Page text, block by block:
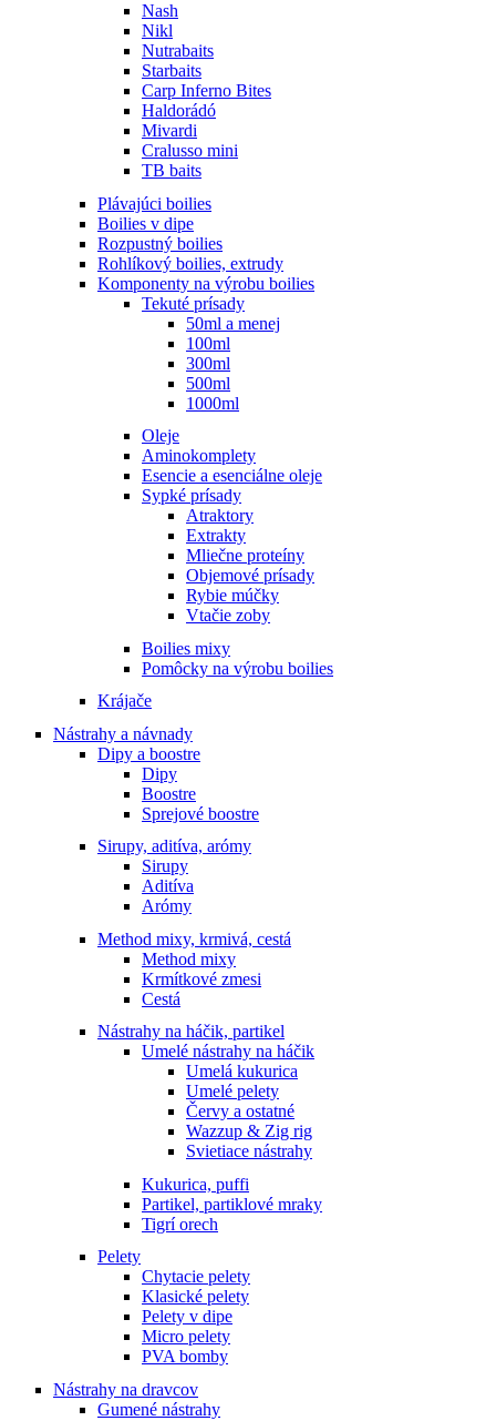
Nash
Nikl
Nutrabaits
Starbaits
Carp Inferno Bites
Haldorádó
Mivardi
Cralusso mini
TB baits
Plávajúci boilies
Boilies v dipe
Rozpustný boilies
Rohlíkový boilies, extrudy
Komponenty na výrobu boilies
Tekuté prísady
50ml a menej
100ml
300ml
500ml
1000ml
Oleje
Aminokomplety
Esencie a esenciálne oleje
Sypké prísady
Atraktory
Extrakty
Mliečne proteíny
Objemové prísady
Rybie múčky
Vtačie zoby
Boilies mixy
Pomôcky na výrobu boilies
Krájače
Nástrahy a návnady
Dipy a boostre
Dipy
Boostre
Sprejové boostre
Sirupy, aditíva, arómy
Sirupy
Aditíva
Arómy
Method mixy, krmivá, cestá
Method mixy
Krmítkové zmesi
Cestá
Nástrahy na háčik, partikel
Umelé nástrahy na háčik
Umelá kukurica
Umelé pelety
Červy a ostatné
Wazzup & Zig rig
Svietiace nástrahy
Kukurica, puffi
Partikel, partiklové mraky
Tigrí orech
Pelety
Chytacie pelety
Klasické pelety
Pelety v dipe
Micro pelety
PVA bomby
Nástrahy na dravcov
Gumené nástrahy